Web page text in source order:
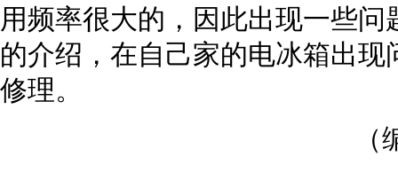
用频率很大的，因此出现一些
的介绍，在自己家的电冰箱出
修理。